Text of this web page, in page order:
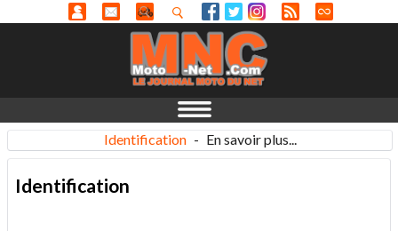
Identification - En savoir plus...
Identification